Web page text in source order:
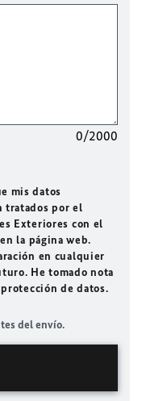
0/2000
mis datos
tratados por el
Exteriores con el
la página web.
en cualquier
He tomado nota
de datos.
del envío.